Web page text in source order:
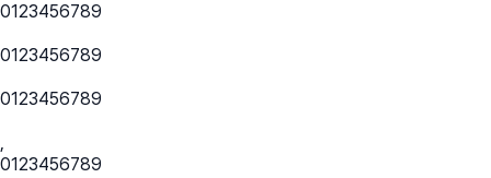
0123456789
0123456789
0123456789
,
0123456789